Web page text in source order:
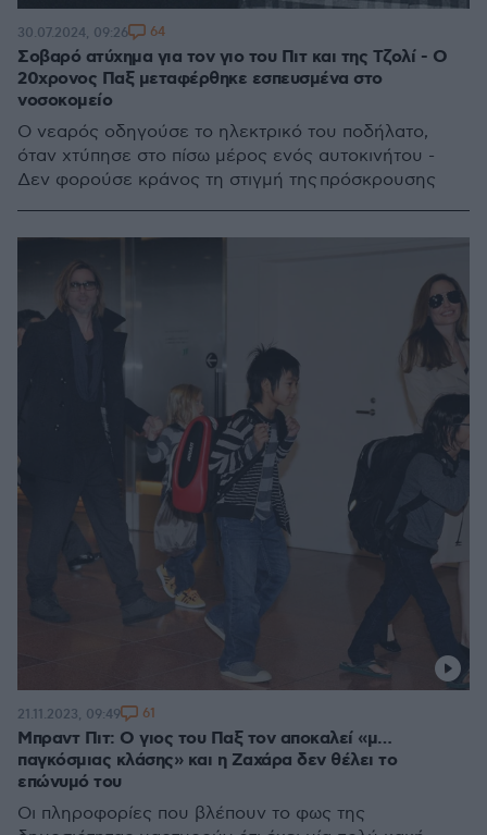
Σοβαρό ατύχημα για τον γιο του Πιτ και της Τζολί - Ο
20χρονος Παξ μεταφέρθηκε εσπευσμένα στο
νοσοκομείο
Ο νεαρός οδηγούσε το ηλεκτρικό του ποδήλατο,
όταν χτύπησε στο πίσω μέρος ενός αυτοκινήτου -
Δεν φορούσε κράνος τη στιγμή της πρόσκρουσης
30.07.2024, 09:26 64
Μπραντ Πιτ: Ο γιος του Παξ τον αποκαλεί «μ…
παγκόσμιας κλάσης» και η Ζαχάρα δεν θέλει το
επώνυμό του
Οι πληροφορίες που βλέπουν το φως της
21.11.2023, 09:49 61